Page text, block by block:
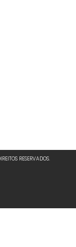
RESERVADOS.